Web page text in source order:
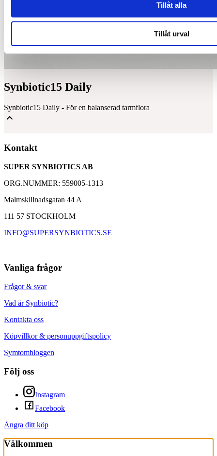
Tillåt alla
Tillåt urval
Synbiotic15 Daily
Synbiotic15 Daily - För en balanserad tarmflora
Baserad på 25 års forskning med Synbiotic 2000
Kontakt
SUPER SYNBIOTICS AB
ORG.NUMMER: 559005-1313
Malmskillnadsgatan 44 A
111 57 STOCKHOLM
INFO@SUPERSYNBIOTICS.SE
Vanliga frågor
Frågor & svar
Vad är Synbiotic?
Kontakta oss
Köpvillkor & personuppgiftspolicy
Symtombloggen
Följ oss
Instagram
Facebook
Ångra ditt köp
Välkommen